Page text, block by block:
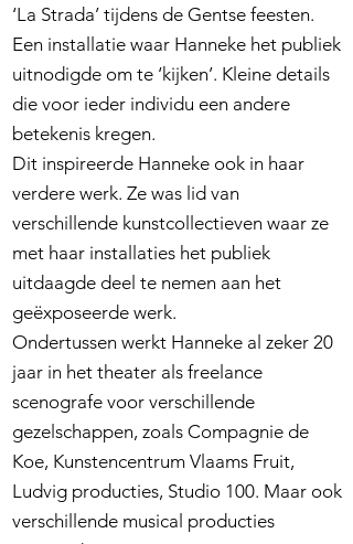
‘La Strada’ tijdens de Gentse feesten.
Een installatie waar Hanneke het publiek
uitnodigde om te ‘kijken’. Kleine details
die voor ieder individu een andere
betekenis kregen.
Dit inspireerde Hanneke ook in haar
verdere werk. Ze was lid van
verschillende kunstcollectieven waar ze
met haar installaties het publiek
uitdaagde deel te nemen aan het
geëxposeerde werk.
Ondertussen werkt Hanneke al zeker 20
jaar in het theater als freelance
scenografe voor verschillende
gezelschappen, zoals Compagnie de
Koe, Kunstencentrum Vlaams Fruit,
Ludvig producties, Studio 100. Maar ook
verschillende musical producties